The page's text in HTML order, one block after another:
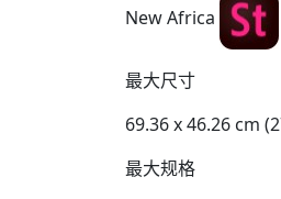
New Africa
最大尺寸
69.36 x 46.26 cm
最大规格